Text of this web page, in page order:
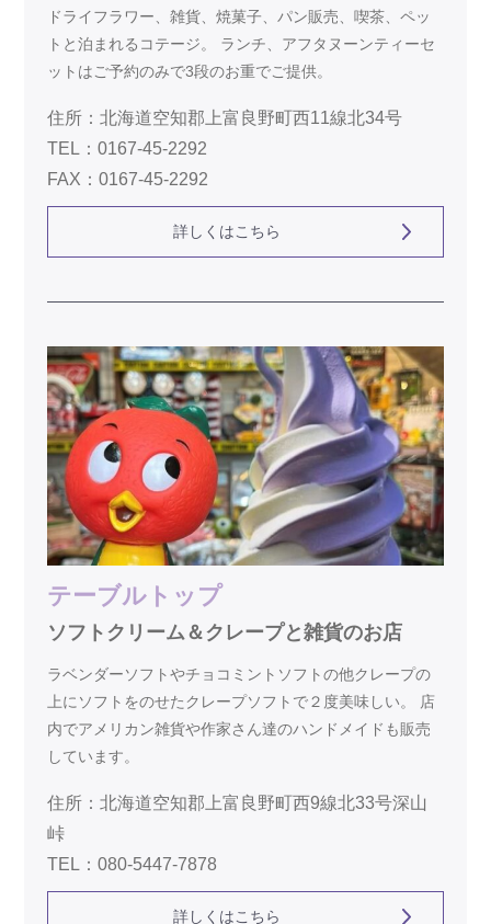
ドライフラワー、雑貨、焼菓子、パン販売、喫茶、ペッ
トと泊まれるコテージ。 ランチ、アフタヌーンティーセ
ットはご予約のみで3段のお重でご提供。
住所：北海道空知郡上富良野町西11線北34号
TEL：0167-45-2292
FAX：0167-45-2292
詳しくはこちら
テーブルトップ
ソフトクリーム＆クレープと雑貨のお店
ラベンダーソフトやチョコミントソフトの他クレープの
上にソフトをのせたクレープソフトで２度美味しい。 店
内でアメリカン雑貨や作家さん達のハンドメイドも販売
しています。
住所：北海道空知郡上富良野町西9線北33号深山
峠
TEL：080-5447-7878
詳しくはこちら